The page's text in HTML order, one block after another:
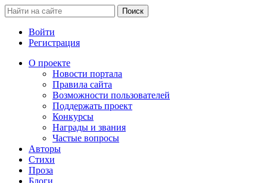
Войти
Регистрация
О проекте
Новости портала
Правила сайта
Возможности пользователей
Поддержать проект
Конкурсы
Награды и звания
Частые вопросы
Авторы
Стихи
Проза
Блоги